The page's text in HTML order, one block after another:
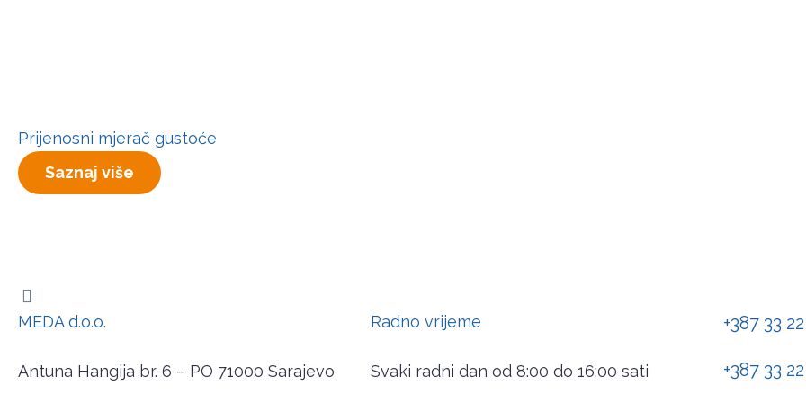
Prijenosni mjerač gustoće
Saznaj više
MEDA d.o.o.
Antuna Hangija br. 6 – PO 71000 Sarajevo
Radno vrijeme
Svaki radni dan od 8:00 do 16:00 sati
+387 33
+387 33